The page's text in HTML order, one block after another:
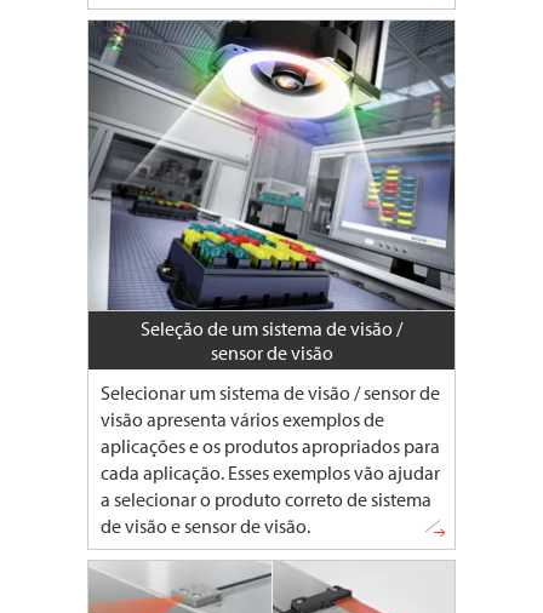
Seleção de um sistema de visão /
sensor de visão
Selecionar um sistema de visão / sensor de
visão apresenta vários exemplos de
aplicações e os produtos apropriados para
cada aplicação. Esses exemplos vão ajudar
a selecionar o produto correto de sistema
de visão e sensor de visão.